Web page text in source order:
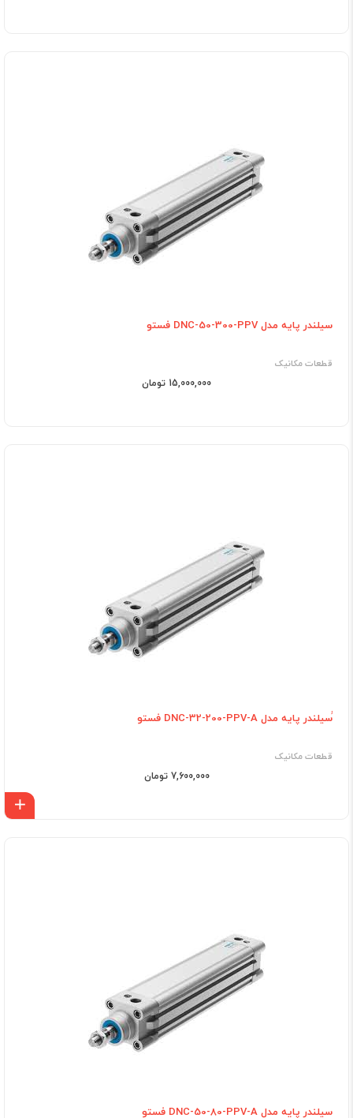
سیلندر پایه مدل DNC-50-300-PPV فستو
قطعات مکانیک
15,000,000 تومان
ُسیلندر پایه مدل DNC-32-200-PPV-A فستو
قطعات مکانیک
7,600,000 تومان
سیلندر پایه مدل DNC-50-80-PPV-A فستو